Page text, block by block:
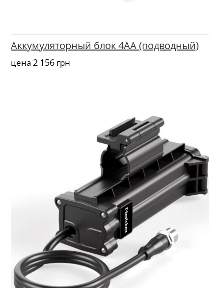
Аккумуляторный блок 4AA (подводный)
цена2 156грн